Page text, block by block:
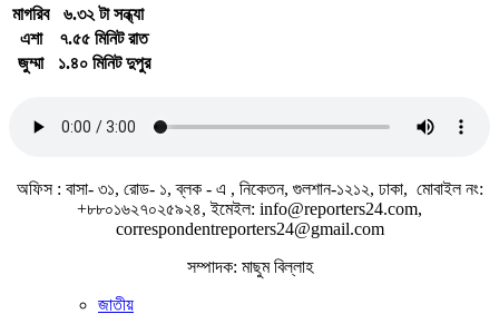
মাগরিব
৬.৩২ টা সন্ধ্যা
এশা
৭.৫৫ মিনিট রাত
জুম্মা
১.৪০ মিনিট দুপুর
অফিস : বাসা- ৩১, রোড- ১, ব্লক - এ , নিকেতন, গুলশান-১২১২, ঢাকা, মোবাইল নং:
+৮৮০১৬২৭০২৫৯২৪, ইমেইল: info@reporters24.com,
correspondentreporters24@gmail.com
সম্পাদক: মাছুম বিল্লাহ
জাতীয়